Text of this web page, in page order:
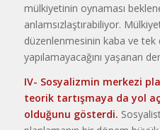
mülkiyetinin oynaması
anlamsızlaştırabiliyor.
düzenlenmesinin kaba ve tek
yapılamayacağını yaşanan
IV- Sosyalizmin merkezi
teorik tartışmaya da yol
olduğunu gösterdi.